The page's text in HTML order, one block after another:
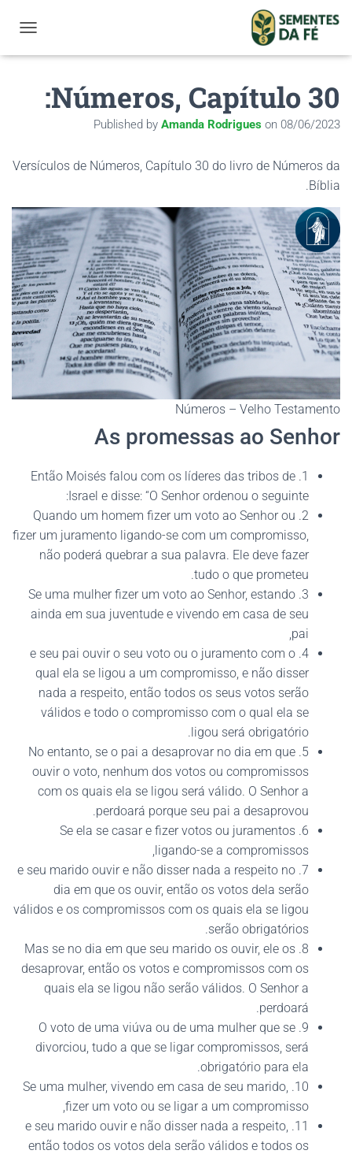
Números, Capítulo 30:
Published by Amanda Rodrigues on 08/06/2023
Versículos de Números, Capítulo 30 do livro de Números da
Bíblia.
Números – Velho Testamento
As promessas ao Senhor
1. Então Moisés falou com os líderes das tribos de
Israel e disse: “O Senhor ordenou o seguinte:
2. Quando um homem fizer um voto ao Senhor ou
fizer um juramento ligando-se com um compromisso,
não poderá quebrar a sua palavra. Ele deve fazer
tudo o que prometeu.
3. Se uma mulher fizer um voto ao Senhor, estando
ainda em sua juventude e vivendo em casa de seu
pai,
4. e seu pai ouvir o seu voto ou o juramento com o
qual ela se ligou a um compromisso, e não disser
nada a respeito, então todos os seus votos serão
válidos e todo o compromisso com o qual ela se
ligou será obrigatório.
5. No entanto, se o pai a desaprovar no dia em que
ouvir o voto, nenhum dos votos ou compromissos
com os quais ela se ligou será válido. O Senhor a
perdoará porque seu pai a desaprovou.
6. Se ela se casar e fizer votos ou juramentos
ligando-se a compromissos,
7. e seu marido ouvir e não disser nada a respeito no
dia em que os ouvir, então os votos dela serão
válidos e os compromissos com os quais ela se ligou
serão obrigatórios.
8. Mas se no dia em que seu marido os ouvir, ele os
desaprovar, então os votos e compromissos com os
quais ela se ligou não serão válidos. O Senhor a
perdoará.
9. O voto de uma viúva ou de uma mulher que se
divorciou, tudo a que se ligar compromissos, será
obrigatório para ela.
10. Se uma mulher, vivendo em casa de seu marido,
fizer um voto ou se ligar a um compromisso,
11. e seu marido ouvir e não disser nada a respeito,
então todos os votos dela serão válidos e todos os